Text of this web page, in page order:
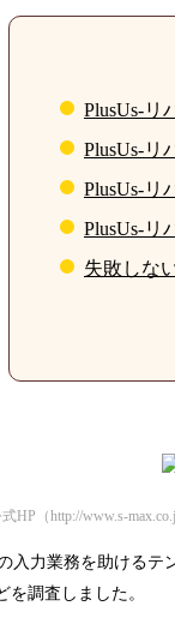
PlusUs-リ
PlusUs-リ
PlusUs-リ
PlusUs-リ
失敗しな
HP（http://www.s-
入力業務を助ける
調査しました。